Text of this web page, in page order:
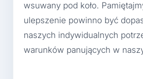
wsuwany pod koło.
ulepszenie powinno być
naszych indywidualnych
warunków panujących w